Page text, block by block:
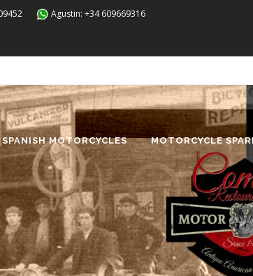
Agustin: +34 609669316
SPANISH MOTORCYCLES MOTORCYCLE